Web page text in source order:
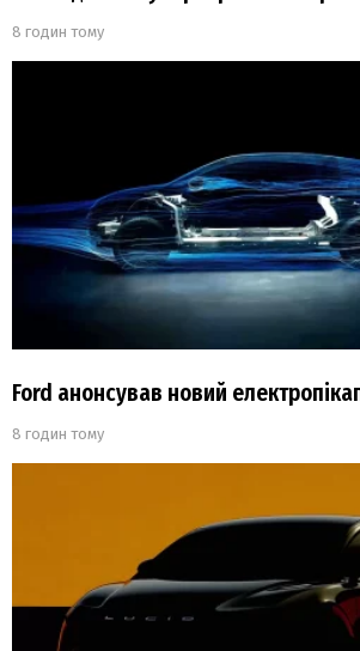
8 годин тому
Ford анонсував новий
8 годин тому